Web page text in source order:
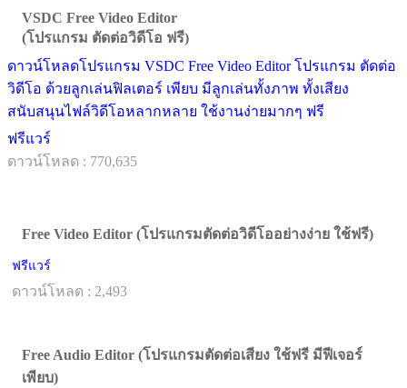
VSDC Free Video Editor
(โปรแกรม ตัดต่อวิดีโอ ฟรี)
ดาวน์โหลดโปรแกรม VSDC Free Video Editor โปรแกรม ตัดต่อ
วิดีโอ ด้วยลูกเล่นฟิลเตอร์ เพียบ มีลูกเล่นทั้งภาพ ทั้งเสียง
สนับสนุนไฟล์วิดีโอหลากหลาย ใช้งานง่ายมากๆ ฟรี
ฟรีแวร์
ดาวน์โหลด : 770,635
Free Video Editor (โปรแกรมตัดต่อวิดีโออย่างง่าย ใช้ฟรี)
ฟรีแวร์
ดาวน์โหลด : 2,493
Free Audio Editor (โปรแกรมตัดต่อเสียง ใช้ฟรี มีฟีเจอร์
เพียบ)